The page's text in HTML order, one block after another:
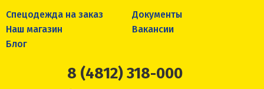
Спецодежда на заказ
Документы
Наш магазин
Вакансии
Блог
8 (4812) 318-000